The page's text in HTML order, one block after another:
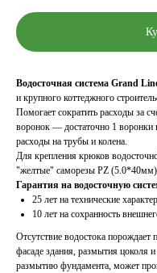
Водосточная система Grand
и крупного коттеджного
Помогает сократить расходы за
воронок — достаточно 1 воронки
расходы на трубы и колена.
Для крепления крюков
"желтые" саморезы PZ
Гарантия на водосточную
25 лет на технические
10 лет на сохранность
Отсутствие водостока
фасаде здания, размытия цоколя
размытию фундамента, может